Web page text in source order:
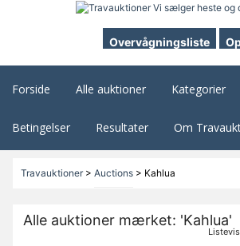
Overvågningsliste
Forside Alle auktioner Kategorier
Betingelser Resultater Om
Travauktioner> Auctions> Kahlua
Alle auktioner mærket: 'Kahlua'